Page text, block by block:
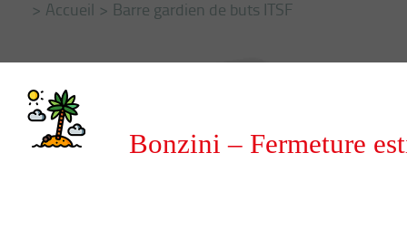
Accueil Barre gardien de buts ITSF
Bonzini – Fermeture